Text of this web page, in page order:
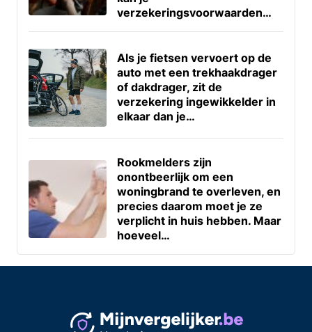
verzekeringsvoorwaarden…
Als je fietsen vervoert op de
auto met een trekhaakdrager
of dakdrager, zit de
verzekering ingewikkelder in
elkaar dan je…
Rookmelders zijn
onontbeerlijk om een
woningbrand te overleven, en
precies daarom moet je ze
verplicht in huis hebben. Maar
hoeveel…